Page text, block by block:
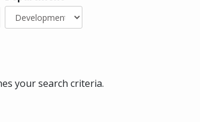
your search criteria.